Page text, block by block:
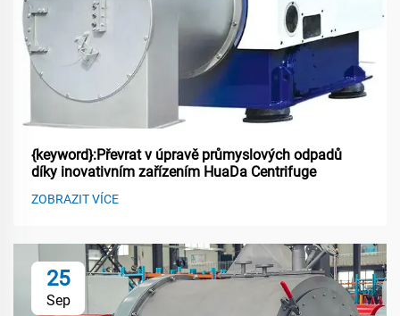
{keyword}:Převrat v úpravě průmyslových odpadů
díky inovativním zařízením HuaDa Centrifuge
ZOBRAZIT VÍCE
25
Sep